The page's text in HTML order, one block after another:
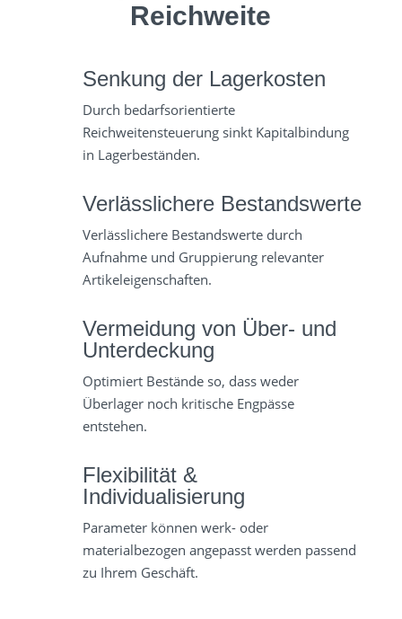
Reichweite
Senkung der Lagerkosten
Durch bedarfsorientierte
Reichweitensteuerung sinkt Kapitalbindung
in Lagerbeständen.
Verlässlichere Bestandswerte
Verlässlichere Bestandswerte durch
Aufnahme und Gruppierung relevanter
Artikeleigenschaften.
Vermeidung von Über- und
Unterdeckung
Optimiert Bestände so, dass weder
Überlager noch kritische Engpässe
entstehen.
Flexibilität &
Individualisierung
Parameter können werk- oder
materialbezogen angepasst werden passend
zu Ihrem Geschäft.